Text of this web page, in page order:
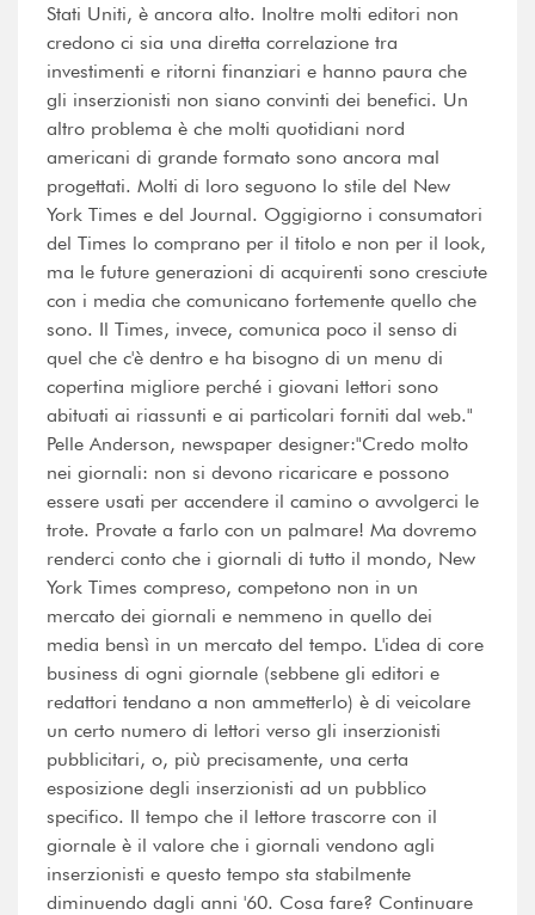
Stati Uniti, è ancora alto. Inoltre molti editori non
credono ci sia una diretta correlazione tra
investimenti e ritorni finanziari e hanno paura che
gli inserzionisti non siano convinti dei benefici. Un
altro problema è che molti quotidiani nord
americani di grande formato sono ancora mal
progettati. Molti di loro seguono lo stile del New
York Times e del Journal. Oggigiorno i consumatori
del Times lo comprano per il titolo e non per il look,
ma le future generazioni di acquirenti sono cresciute
con i media che comunicano fortemente quello che
sono. Il Times, invece, comunica poco il senso di
quel che c'è dentro e ha bisogno di un menu di
copertina migliore perché i giovani lettori sono
abituati ai riassunti e ai particolari forniti dal web."
Pelle Anderson, newspaper designer:"Credo molto
nei giornali: non si devono ricaricare e possono
essere usati per accendere il camino o avvolgerci le
trote. Provate a farlo con un palmare! Ma dovremo
renderci conto che i giornali di tutto il mondo, New
York Times compreso, competono non in un
mercato dei giornali e nemmeno in quello dei
media bensì in un mercato del tempo. L'idea di core
business di ogni giornale (sebbene gli editori e
redattori tendano a non ammetterlo) è di veicolare
un certo numero di lettori verso gli inserzionisti
pubblicitari, o, più precisamente, una certa
esposizione degli inserzionisti ad un pubblico
specifico. Il tempo che il lettore trascorre con il
giornale è il valore che i giornali vendono agli
inserzionisti e questo tempo sta stabilmente
diminuendo dagli anni '60. Cosa fare? Continuare